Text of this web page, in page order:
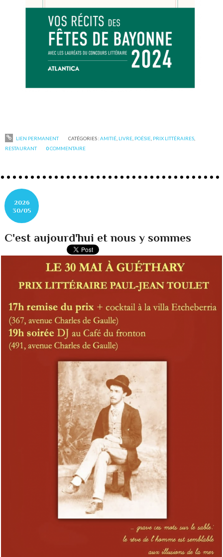
LIEN PERMANENT CATÉGORIES :AMITIÉ, LIVRE, POÉSIE, PRIX LITTÉRAIRES,
RESTAURANT
0COMMENTAIRE
2026
30/05
C'est aujourd'hui et nous y sommes